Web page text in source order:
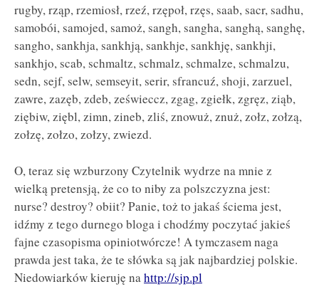
rugby, rząp, rzemiosł, rzeź, rzępoł, rzęs, saab, sacr, sadhu,
samobói, samojed, samoż, sangh, sangha, sanghą, sanghę,
sangho, sankhja, sankhją, sankhje, sankhję, sankhji,
sankhjo, scab, schmaltz, schmalz, schmalze, schmalzu,
sedn, sejf, selw, semseyit, serir, sfrancuź, shoji, zarzuel,
zawre, zazęb, zdeb, ześwieccz, zgag, zgiełk, zgręz, ziąb,
ziębiw, ziębl, zimn, zineb, zliś, znowuż, znuż, zołz, zołzą,
zołzę, zołzo, zołzy, zwiezd.
O, teraz się wzburzony Czytelnik wydrze na mnie z
wielką pretensją, że co to niby za polszczyzna jest:
nurse? destroy? obiit? Panie, toż to jakaś ściema jest,
idźmy z tego durnego bloga i chodźmy poczytać jakieś
fajne czasopisma opiniotwórcze! A tymczasem naga
prawda jest taka, że te słówka są jak najbardziej polskie.
Niedowiarków kieruję na http://sjp.pl